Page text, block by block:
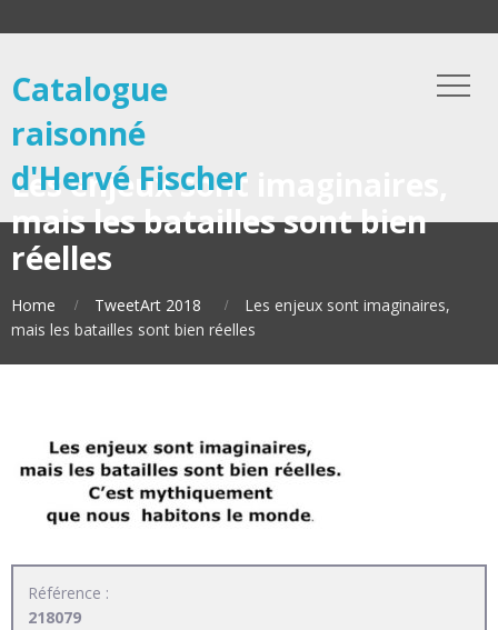
Catalogue
raisonné
d'Hervé Fischer
Les enjeux sont imaginaires,
mais les batailles sont bien
réelles
Home TweetArt 2018
Les enjeux sont imaginaires,
mais les batailles sont bien réelles
Référence :
218079